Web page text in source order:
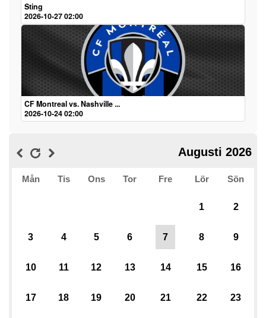
Sting
2026-10-27 02:00
CF Montreal vs. Nashville ...
2026-10-24 02:00
Augusti 2026
Mån Tis Ons Tor Fre Lör Sön
1 2
3 4 5 6 7 8 9
10 11 12 13 14 15 16
17 18 19 20 21 22 23